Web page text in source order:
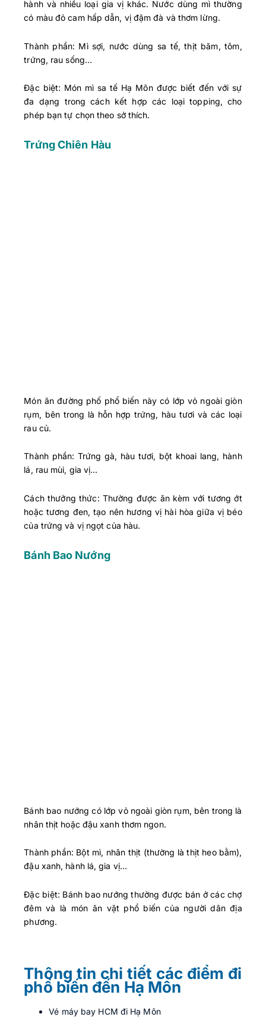
hành và nhiều loại gia vị khác. Nước dùng mì thường
có màu đỏ cam hấp dẫn, vị đậm đà và thơm lừng.
Thành phần: Mì sợi, nước dùng sa tế, thịt băm, tôm,
trứng, rau sống…
Đặc biệt: Món mì sa tế Hạ Môn được biết đến với sự
đa dạng trong cách kết hợp các loại topping, cho
phép bạn tự chọn theo sở thích.
Trứng Chiên Hàu
Món ăn đường phố phổ biến này có lớp vỏ ngoài giòn
rụm, bên trong là hỗn hợp trứng, hàu tươi và các loại
rau củ.
Thành phần: Trứng gà, hàu tươi, bột khoai lang, hành
lá, rau mùi, gia vị…
Cách thưởng thức: Thường được ăn kèm với tương ớt
hoặc tương đen, tạo nên hương vị hài hòa giữa vị béo
của trứng và vị ngọt của hàu.
Bánh Bao Nướng
Bánh bao nướng có lớp vỏ ngoài giòn rụm, bên trong là
nhân thịt hoặc đậu xanh thơm ngon.
Thành phần: Bột mì, nhân thịt (thường là thịt heo bằm),
đậu xanh, hành lá, gia vị…
Đặc biệt: Bánh bao nướng thường được bán ở các chợ
đêm và là món ăn vặt phổ biến của người dân địa
phương.
Thông tin chi tiết các điểm đi
phổ biến đến Hạ Môn
Vé máy bay HCM đi Hạ Môn